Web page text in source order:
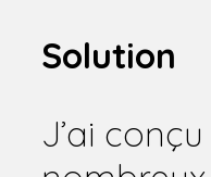
Solution
J’ai